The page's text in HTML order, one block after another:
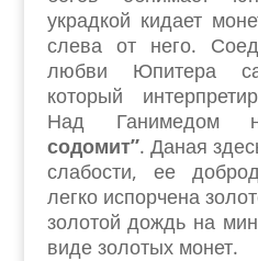
украдкой кидает
слева от него.
любви Юпитера
который
Над Ганимедом
содомит”. Даная
слабости, ее
легко испорчена
золотой дождь на
виде золотых монет.